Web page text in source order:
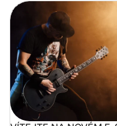
Vítejte na novém e-
City